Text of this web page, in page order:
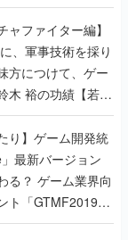
ャファイター編】
、軍事技術を採り
方につけて、ゲー
木 裕の功績【若ゲ
り】ゲーム開発統
最新バージョン
る？ ゲーム業界向
ト「GTMF2019」
めよう【PR】